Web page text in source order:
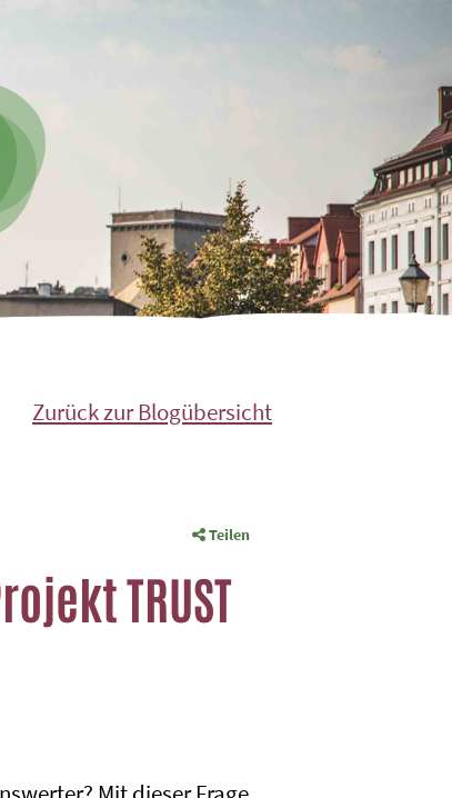
Zurück zur Blogübersicht
Teilen
TRUST